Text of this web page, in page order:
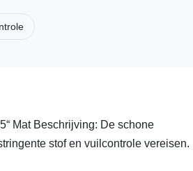
Mat Beschrijving: De schone
stof en vuilcontrole vereisen.